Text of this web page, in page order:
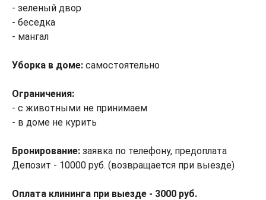
- зеленый двор
- беседка
- мангал
Уборка в доме: самостоятельно
Ограничения:
- с животными не принимаем
- в доме не курить
Бронирование: заявка по телефону, предоплата
Депозит - 10000 руб. (возвращается при выезде)
Оплата клининга при выезде - 3000 руб.